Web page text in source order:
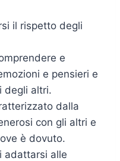
il rispetto degli
e
e pensieri e
degli altri.
dalla
con gli altri e
è dovuto.
adattarsi alle